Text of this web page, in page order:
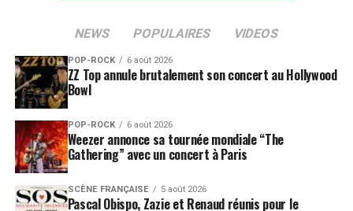
NEWS POPULAIRES VIDEOS
POP-ROCK 6 août 2026
ZZ Top annule brutalement son concert au Hollywood
Bowl
POP-ROCK 6 août 2026
Weezer annonce sa tournée mondiale “The
Gathering” avec un concert à Paris
SCÈNE FRANÇAISE 5 août 2026
Pascal Obispo, Zazie et Renaud réunis pour le